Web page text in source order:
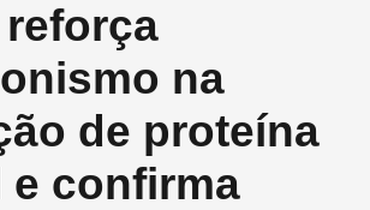
reforça
na
de proteína
e confirma